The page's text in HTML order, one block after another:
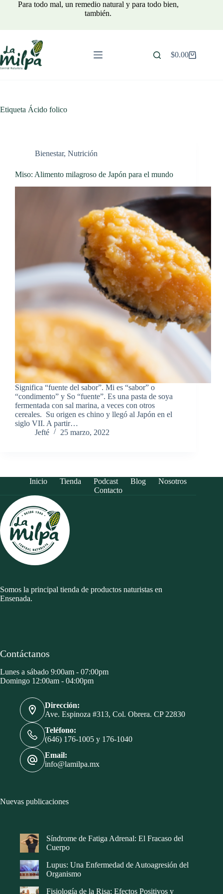
Para todo mal, un remedio natural y para todo bien,
también.
Carro
$0.00
Etiqueta Ácido folico
Bienestar, Nutrición
Miso: Alimento milagroso de Japón para el mundo
Significa “fuente del sabor”. Mi es “sabor” o
“condimento” y So “fuente”. Es una pasta de soya
fermentada con sal marina, a veces con otros
cereales. Su origen es chino y llegó al Japón en el
siglo VII. A partir…
Jefté
25 marzo, 2022
Inicio Tienda Podcast Blog
Nosotros
Contacto
Somos la principal tienda de productos naturistas en
Ensenada.
Contáctanos
Lunes a sábado 9:00am - 07:00pm
Domingo 12:00am - 04:00pm
Dirección:
Ave. Espinoza #313, Col. Obrera. CP 22830
Teléfono:
(646) 176-1005 y 176-1040
Email:
info@lamilpa.mx
Nuevas publicaciones
Síndrome de Fatiga Adrenal: El Fracaso del
Cuerpo
Lupus: Una Enfermedad de Autoagresión del
Organismo
Fisiología de la Risa: Efectos Positivos y